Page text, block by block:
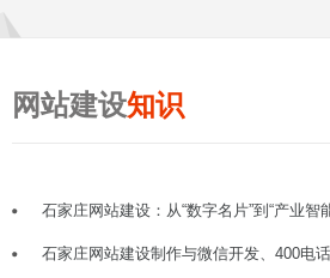
网站建设知识
石家庄网站建设：从“数字名片”到“产业智
石家庄网站建设制作与微信开发、400电